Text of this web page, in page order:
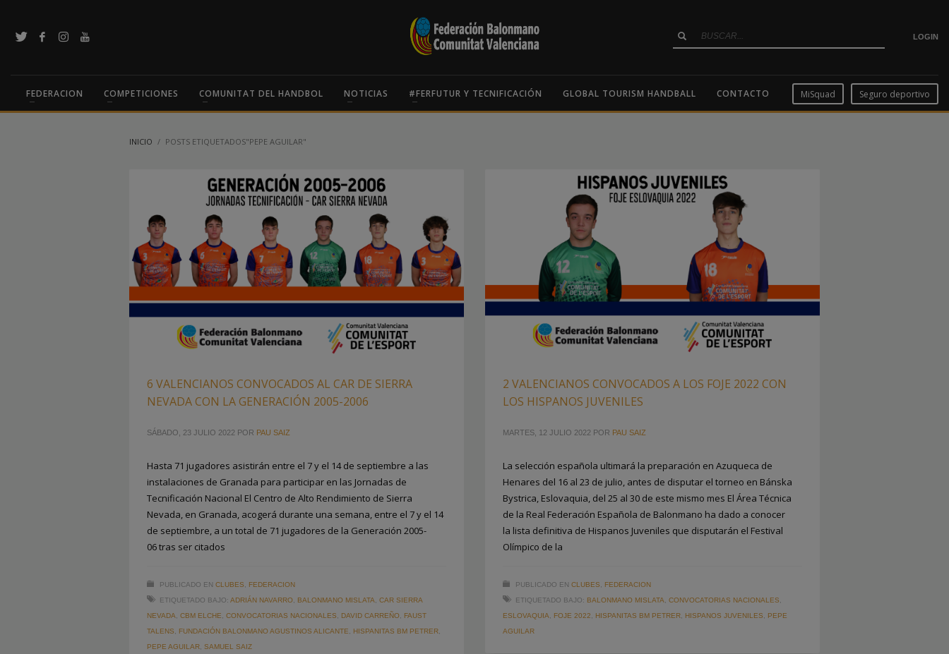
LOGIN
FEDERACION COMPETICIONES COMUNITAT DEL HANDBOL NOTICIAS #FERFUTUR Y TECNIFICACIÓN GLOBAL TOURISM HANDBALL CONTACTO MiSquad Seguro deportivo
INICIO POSTS ETIQUETADOS"PEPE AGUILAR"
6 VALENCIANOS CONVOCADOS AL CAR DE SIERRA
NEVADA CON LA GENERACIÓN 2005-2006
SÁBADO, 23 JULIO 2022 POR PAU SAIZ
Hasta 71 jugadores asistirán entre el 7 y el 14 de septiembre a las
instalaciones de Granada para participar en las Jornadas de
Tecnificación Nacional El Centro de Alto Rendimiento de Sierra
Nevada, en Granada, acogerá durante una semana, entre el 7 y el 14
de septiembre, a un total de 71 jugadores de la Generación 2005-
06 tras ser citados
PUBLICADO EN CLUBES
FEDERACION
ETIQUETADO BAJO: ADRIÁN NAVARRO BALONMANO MISLATA
CAR SIERRA
NEVADA
CBM ELCHE CONVOCATORIAS NACIONALES DAVID CARREÑO
FAUST
TALENS
FUNDACIÓN BALONMANO AGUSTINOS ALICANTE HISPANITAS BM PETRER
PEPE AGUILAR SAMUEL SAIZ
2 VALENCIANOS CONVOCADOS A LOS FOJE 2022 CON
LOS HISPANOS JUVENILES
MARTES, 12 JULIO 2022 POR PAU SAIZ
La selección española ultimará la preparación en Azuqueca de
Henares del 16 al 23 de julio, antes de disputar el torneo en Bánska
Bystrica, Eslovaquia, del 25 al 30 de este mismo mes El Área Técnica
de la Real Federación Española de Balonmano ha dado a conocer
la lista definitiva de Hispanos Juveniles que disputarán el Festival
Olímpico de la
PUBLICADO EN CLUBES
FEDERACION
ETIQUETADO BAJO: BALONMANO MISLATA CONVOCATORIAS NACIONALES
ESLOVAQUIA
FOJE 2022 HISPANITAS BM PETRER HISPANOS JUVENILES
PEPE
AGUILAR